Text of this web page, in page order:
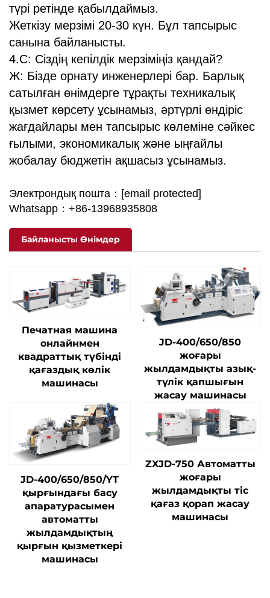
түрі ретінде қабылдаймыз.
Жеткізу мерзімі 20-30 күн. Бұл тапсырыс
санына байланысты.
4.С: Сіздің кепілдік мерзіміңіз қандай?
Ж: Бізде орнату инженерлері бар. Барлық
сатылған өнімдерге тұрақты техникалық
қызмет көрсету ұсынамыз, әртүрлі өндіріс
жағдайлары мен тапсырыс көлеміне сәйкес
ғылыми, экономикалық және ыңғайлы
жобалау бюджетін ақшасыз ұсынамыз.
Электрондық пошта： [email protected]
Whatsapp：+86-13968935808
Байланысты Өнімдер
Печатная машина
онлайнмен
квадраттық түбінді
қағаздық көлік
машинасы
JD-400/650/850
жоғары
жылдамдықты азық-
түлік қапшығын
жасау машинасы
JD-400/650/850/YT
қырғындағы басу
апаратурасымен
автоматты
жылдамдықтың
қырғын қызметкері
машинасы
ZXJD-750 Автоматты
жоғары
жылдамдықты тіс
қағаз қорап жасау
машинасы